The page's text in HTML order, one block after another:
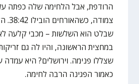
הרודפת, אבל הלחימה שלה כפתה
צמודה,
כאמור הפגינה הרבה לחימה.